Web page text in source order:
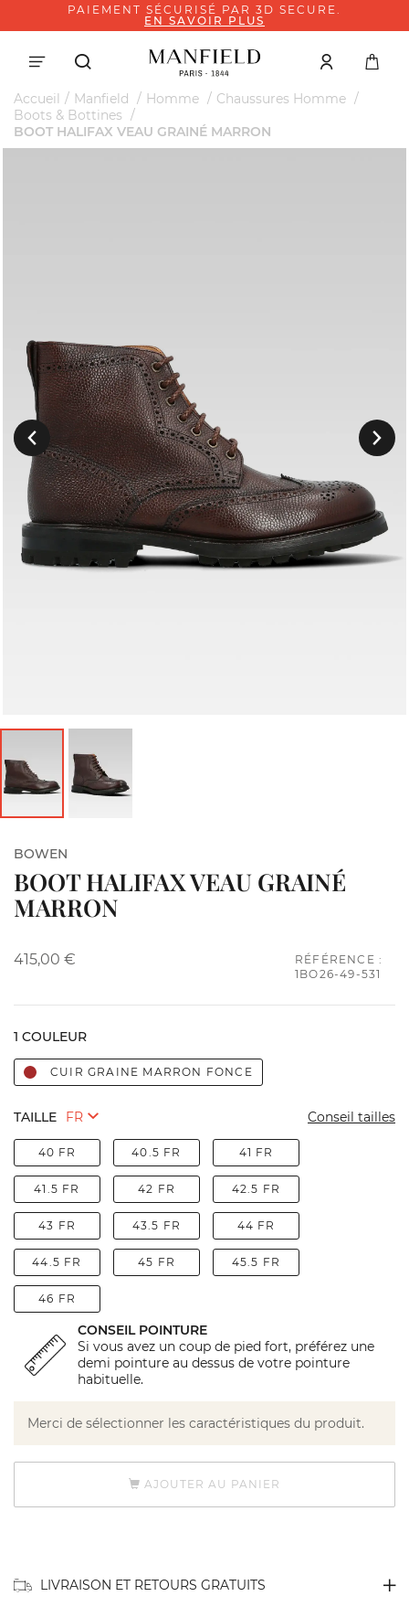
PAIEMENT SÉCURISÉ PAR 3D SECURE.
EN SAVOIR PLUS
Accueil Manfield Homme
Chaussures Homme
Boots & Bottines
BOOT HALIFAX VEAU GRAINÉ MARRON
Précedent Suivant
BOWEN
BOOT HALIFAX VEAU GRAINÉ
MARRON
415,00 €
RÉFÉRENCE :
1BO26-49-531
1 COULEUR
CUIR GRAINE MARRON FONCE
TAILLE Conseil tailles
40 FR 40.5 FR 41 FR
41.5 FR 42 FR 42.5 FR
43 FR 43.5 FR 44 FR
44.5 FR 45 FR 45.5 FR
46 FR
CONSEIL POINTURE
Si vous avez un coup de pied fort, préférez une
demi pointure au dessus de votre pointure
habituelle.
Merci de sélectionner les caractéristiques du produit.
AJOUTER AU PANIER
LIVRAISON ET RETOURS GRATUITS